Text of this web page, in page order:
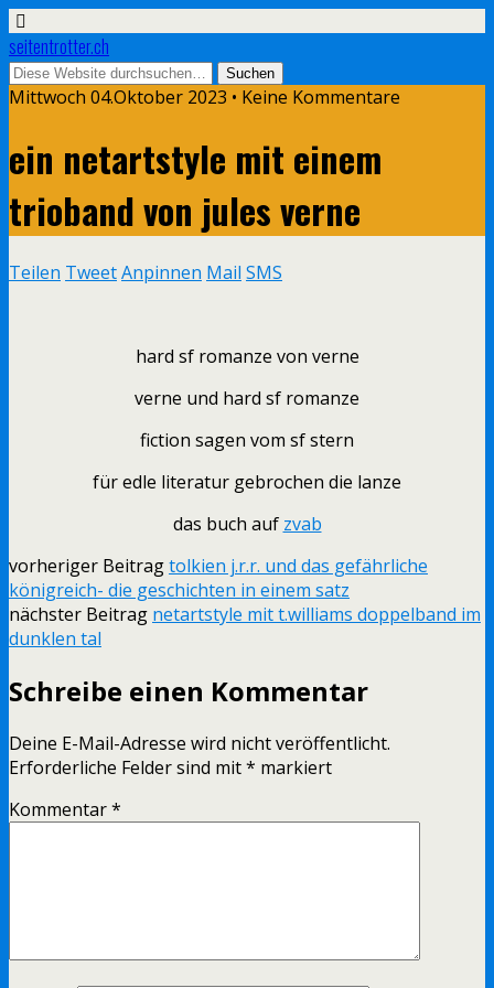
seitentrotter.ch
Mittwoch 04.Oktober 2023 • Keine Kommentare
ein netartstyle mit einem
trioband von jules verne
Teilen TweetAnpinnen Mail SMS
hard sf romanze von verne
verne und hard sf romanze
fiction sagen vom sf stern
für edle literatur gebrochen die lanze
das buch auf zvab
vorheriger Beitragtolkien j.r.r. und das gefährliche
königreich- die geschichten in einem satz
nächster Beitrag netartstyle mit t.williams doppelband im
dunklen tal
Schreibe einen Kommentar
Deine E-Mail-Adresse wird nicht veröffentlicht.
Erforderliche Felder sind mit* markiert
Kommentar*